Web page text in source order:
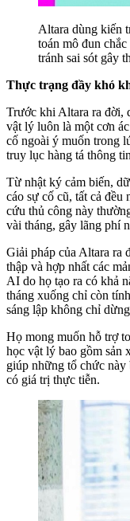
Altara dùng kiến
toán mô đun
tránh sai sót gây
Thực trạng đầy khó
Trước khi Altara ra đời,
vật lý luôn là một cơn
cố ngoài ý muốn trong
truy lục hàng tá thông
Từ nhật ký cảm biến,
cáo sự cố cũ, tất cả đều
cứu thủ công này
vài tháng, gây lãng phí
Giải pháp của Altara ra
thập và hợp nhất các
AI do họ tạo ra có khả
tháng xuống chỉ còn
sáng lập không chỉ
Họ mong muốn hỗ trợ
học vật lý bao gồm sản
giúp những tổ chức
có giá trị thực tiễn.